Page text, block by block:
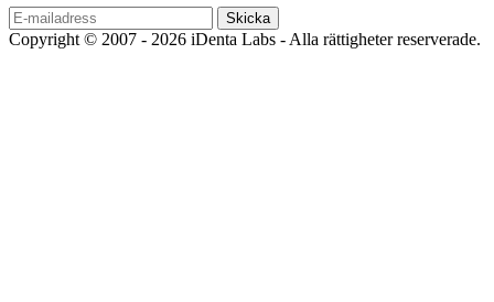
Copyright © 2007 - 2026 iDenta Labs - Alla rättigheter reserverade.